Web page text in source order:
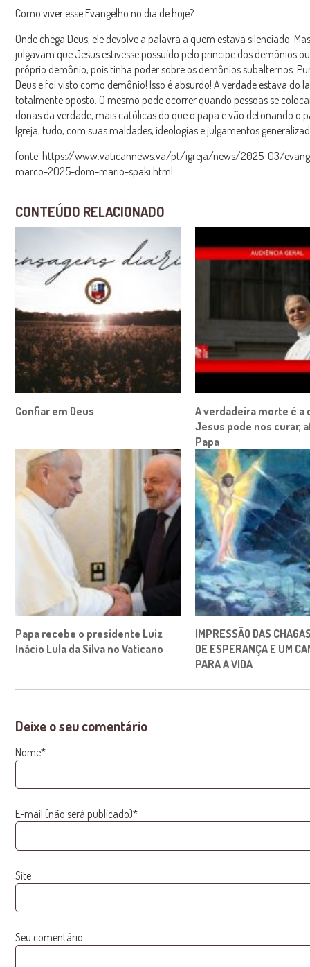
Como viver esse Evangelho no dia de hoje?
Onde chega Deus, ele devolve a palavra a quem estava silenciado.
julgavam que Jesus estivesse possuído pelo príncipe dos demônios
próprio demônio, pois tinha poder sobre os demônios subalternos.
Deus e foi visto como demônio! Isso é absurdo! A verdade estava do
totalmente oposto. O mesmo pode ocorrer quando pessoas se
donas da verdade, mais católicas do que o papa e vão detonando o
Igreja, tudo, com suas maldades, ideologias e julgamentos
fonte: https://www.vaticannews.va/pt/igreja/news/2025-03/
marco-2025-dom-mario-spaki.html
CONTEÚDO RELACIONADO
Confiar em Deus
A verdadeira morte é a
Jesus pode nos curar,
Papa
Papa recebe o presidente Luiz
Inácio Lula da Silva no Vaticano
IMPRESSÃO DAS
DE ESPERANÇA E UM
PARA A VIDA
Deixe o seu comentário
Nome*
E-mail (não será publicado)*
Site
Seu comentário